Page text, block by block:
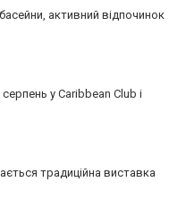
активний відпочинок
у Caribbean Club і
традиційна виставка